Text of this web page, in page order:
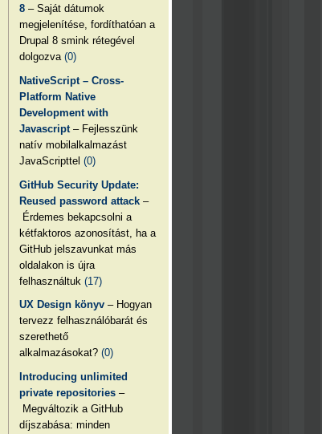
8 – Saját dátumok
megjelenítése, fordíthatóan a
Drupal 8 smink rétegével
dolgozva(0)
NativeScript – Cross-
Platform Native
Development with
Javascript – Fejlesszünk
natív mobilalkalmazást
JavaScripttel(0)
GitHub Security Update:
Reused password attack –
Érdemes bekapcsolni a
kétfaktoros azonosítást, ha a
GitHub jelszavunkat más
oldalakon is újra
felhasználtuk(17)
UX Design könyv – Hogyan
tervezz felhasználóbarát és
szerethető
alkalmazásokat?(0)
Introducing unlimited
private repositories –
Megváltozik a GitHub
díjszabása: minden